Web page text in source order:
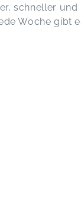
schneller
Woche gibt